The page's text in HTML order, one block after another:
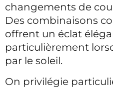
changements de
Des combinaisons
offrent un éclat
particulièrement
par le soleil.
On privilégie